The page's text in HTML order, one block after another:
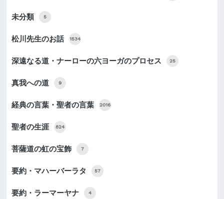
未分類 5
松川先生のお話 1534
深遠なる道・ナーローの六ヨーガのプロセス 25
真我への道 9
経典の言葉・聖者の言葉 2016
聖者の生涯 824
菩薩道の虹の宝飾 7
要約・マハーバーラタ 57
要約・ラーマーヤナ 4